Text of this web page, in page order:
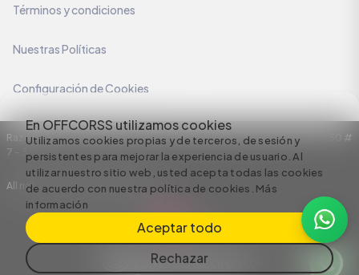
En OFFCORSS utilizamos cookies
Utilizamos cookies propias y de terceros, de sesión y
persistentes para mejorar la experiencia de usuario. Al
utilizar nuestro sitio web, usted acepta todas las cookies
de acuerdo con nuestra política de cookies. Más
información
Aceptar todo
Rechazar
Términos y condiciones
Nuestras Políticas
Configuración de Cookies
Razón Social: C.I HERMECO S.A. NIT: 890924167-6 Dirección: Carrera 50 #
7 – 35
All rights reserved empowered by